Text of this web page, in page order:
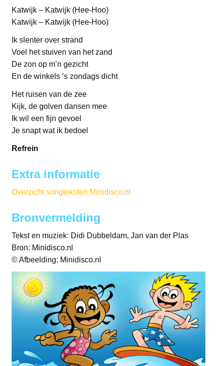
Katwijk – Katwijk (Hee-Hoo)
Katwijk – Katwijk (Hee-Hoo)
Ik slenter over strand
Voel het stuiven van het zand
De zon op m’n gezicht
En de winkels ’s zondags dicht
Het ruisen van de zee
Kijk, de golven dansen mee
Ik wil een fijn gevoel
Je snapt wat ik bedoel
Refrein
Extra informatie
Overzicht songteksten Minidisco.nl
Bronvermelding
Tekst en muziek: Didi Dubbeldam, Jan van der Plas
Bron: Minidisco.nl
© Afbeelding: Minidisco.nl